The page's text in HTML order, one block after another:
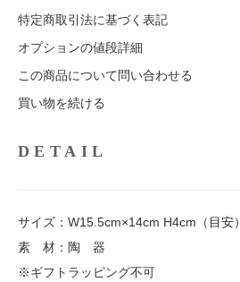
特定商取引法に基づく表記
オプションの値段詳細
この商品について問い合わせる
買い物を続ける
DETAIL
サイズ：W15.5cm×14cm H4cm（目安）
素 材：陶 器
※ギフトラッピング不可